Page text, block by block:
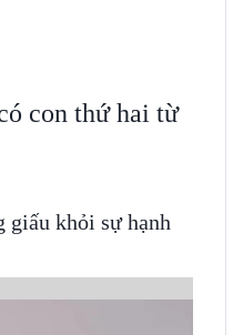
con thứ hai từ
giấu khỏi sự hạnh